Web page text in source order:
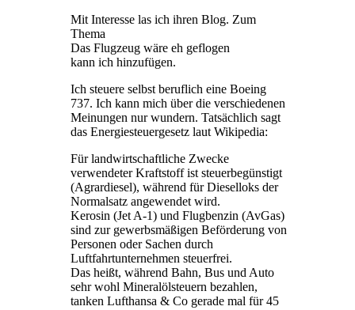
Mit Interesse las ich ihren Blog. Zum
Thema
Das Flugzeug wäre eh geflogen
kann ich hinzufügen.
Ich steuere selbst beruflich eine Boeing
737. Ich kann mich über die verschiedenen
Meinungen nur wundern. Tatsächlich sagt
das Energiesteuergesetz laut Wikipedia:
Für landwirtschaftliche Zwecke
verwendeter Kraftstoff ist steuerbegünstigt
(Agrardiesel), während für Dieselloks der
Normalsatz angewendet wird.
Kerosin (Jet A-1) und Flugbenzin (AvGas)
sind zur gewerbsmäßigen Beförderung von
Personen oder Sachen durch
Luftfahrtunternehmen steuerfrei.
Das heißt, während Bahn, Bus und Auto
sehr wohl Mineralölsteuern bezahlen,
tanken Lufthansa & Co gerade mal für 45